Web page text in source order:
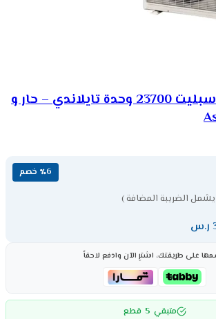
مكيف او جنرال سبليت 23700 وحدة تايلاندي – حار و
٪6 خصم
الضريبة المضافة )
على طريقتك، اشترِ الآن وادفع لاحقاً
متبقي 5 قطع